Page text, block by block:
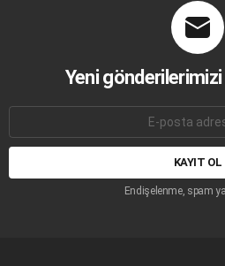
Yeni gönderilerimizi
adresi:
Endişelenme, spam